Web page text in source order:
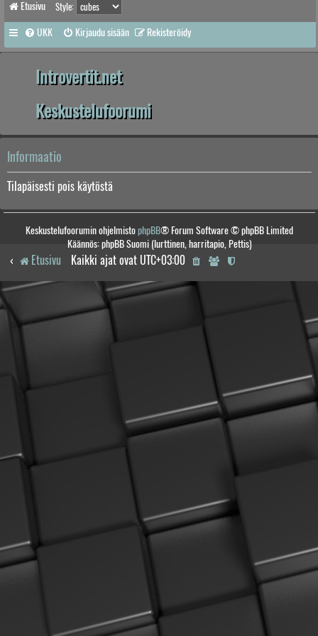
Etusivu Style:
UKK Kirjaudu sisään Rekisteröidy
Introvertit.net
Keskustelufoorumi
Informaatio
Tilapäisesti pois käytöstä
Keskustelufoorumin ohjelmistophpBB® Forum Software © phpBB Limited
Käännös: phpBB Suomi (lurttinen, harritapio, Pettis)
Etusivu Kaikki ajat ovat UTC+03:00